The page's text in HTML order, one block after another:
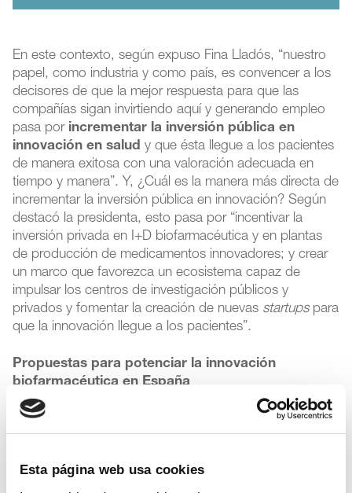
Esta página web usa cookies
En este contexto, según expuso Fina Lladós, “nuestro
papel, como industria y como país, es convencer a los
decisores de que la mejor respuesta para que las
compañías sigan invirtiendo aquí y generando empleo
pasa porincrementar la inversión pública en
innovación en salud y que ésta llegue a los pacientes
de manera exitosa con una valoración adecuada en
tiempo y manera”. Y, ¿Cuál es la manera más directa de
incrementar la inversión pública en innovación? Según
destacó la presidenta, esto pasa por “incentivar la
inversión privada en I+D biofarmacéutica y en plantas
de producción de medicamentos innovadores; y crear
un marco que favorezca un ecosistema capaz de
impulsar los centros de investigación públicos y
privados y fomentar la creación de nuevas startupspara
que la innovación llegue a los pacientes”.
Propuestas para potenciar la innovación
biofarmacéutica en España
En concreto, Farmaindustria ha planteado
recientemente una serie de propuestas para que
producción e innovación biofarmacéutica. Entre las